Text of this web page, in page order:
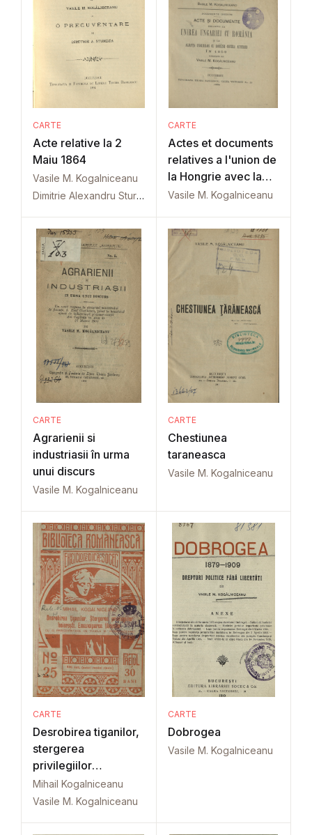
CARTE
Acte relative la 2
Maiu 1864
Vasile M. Kogalniceanu
Dimitrie Alexandru Sturdza
CARTE
Actes et documents
relatives a l'union de
la Hongrie avec la
Roumanie
Vasile M. Kogalniceanu
CARTE
Agrarienii si
industriasii în urma
unui discurs
Vasile M. Kogalniceanu
CARTE
Chestiunea
taraneasca
Vasile M. Kogalniceanu
CARTE
Desrobirea tiganilor,
stergerea
privilegiilor
boieresti,
Mihail Kogalniceanu
Vasile M. Kogalniceanu
CARTE
Dobrogea
Vasile M. Kogalniceanu